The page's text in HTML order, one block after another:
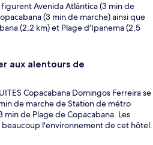
figurent Avenida Atlântica (3 min de
(3 min de marche) ainsi que
(2,2 km) et Plage d'Ipanema (2,5
aux alentours de
Copacabana Domingos Ferreira se
de marche de Station de métro
min de Plage de Copacabana. Les
l'environnement de cet hôtel.